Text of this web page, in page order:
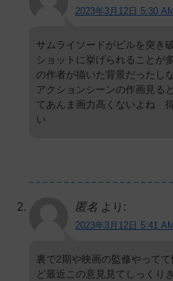
2023年3月12日 5:30 AM
サムライソードがビルを突き
ショットに挙げられることが
の作者が描いた背景だったし
アクションシーンの作画見る
てあんま画力高くないよね
い
匿名 より:
2023年3月12日 5:41 AM
裏で2期や映画の監修やって
ど最近この意見見てしっくり